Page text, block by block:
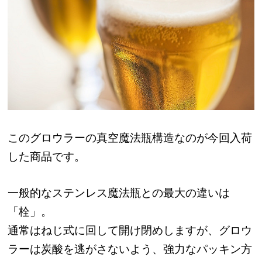
このグロウラーの真空魔法瓶構造なのが今回入荷
した商品です。
一般的なステンレス魔法瓶との最大の違いは
「栓」。
通常はねじ式に回して開け閉めしますが、グロウ
ラーは炭酸を逃がさないよう、強力なパッキン方